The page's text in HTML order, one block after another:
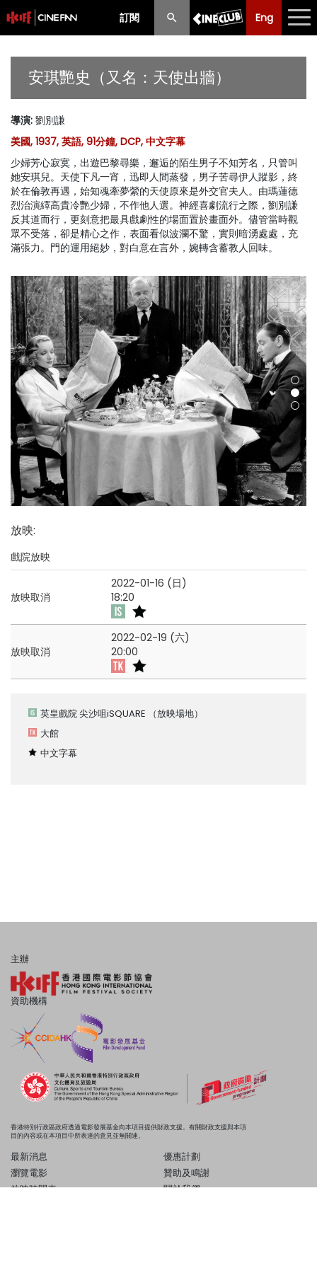
訂閱 Eng
Eng 中文
節目
購票須知
優惠計劃
前期節目
安琪艷史（又名：天使出牆）
導演: 劉別謙
美國, 1937, 英語, 91分鐘, DCP, 中文字幕
少婦芳心寂寞，出遊巴黎尋樂，邂逅的陌生男子不知芳名，只管叫
她安琪兒。天使下凡一宵，迅即人間蒸發，男子苦尋伊人蹤影，終
於在倫敦再遇，始知魂牽夢縈的天使原來是外交官夫人。由瑪蓮德
烈治演繹高貴冷艷少婦，不作他人選。神經喜劇流行之際，劉別謙
反其道而行，更刻意把最具戲劇性的場面置於畫面外。儘管當時觀
眾不受落，卻是精心之作，表面看似波瀾不驚，實則暗湧處處，充
滿張力。門的運用絕妙，對白意在言外，婉轉含蓄教人回味。
放映:
戲院放映
放映取消
2022-01-16 (日)
18:20
放映取消
2022-02-19 (六)
20:00
英皇戲院 尖沙咀iSQUARE （放映場地）
大館
中文字幕
主辦
資助機構
香港特別行政區政府透過電影發展基金向本項目提供財政支援。有關財政支援與本項
目的內容或在本項目中所表達的意見並無關連。
最新消息
瀏覽電影
放映時間表
優惠計劃
贊助及鳴謝
關於我們